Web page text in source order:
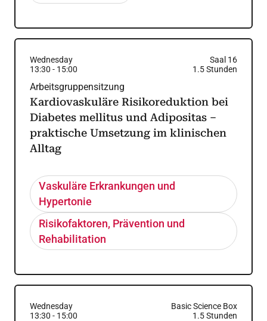
Wednesday
Saal 16
13:30 - 15:00 1.5Stunden
Arbeitsgruppensitzung
Kardiovaskuläre Risikoreduktion bei
Diabetes mellitus und Adipositas –
praktische Umsetzung im klinischen
Alltag
Vaskuläre Erkrankungen und
Hypertonie
Risikofaktoren, Prävention und
Rehabilitation
Wednesday
Basic Science Box
13:30 - 15:00 1.5Stunden